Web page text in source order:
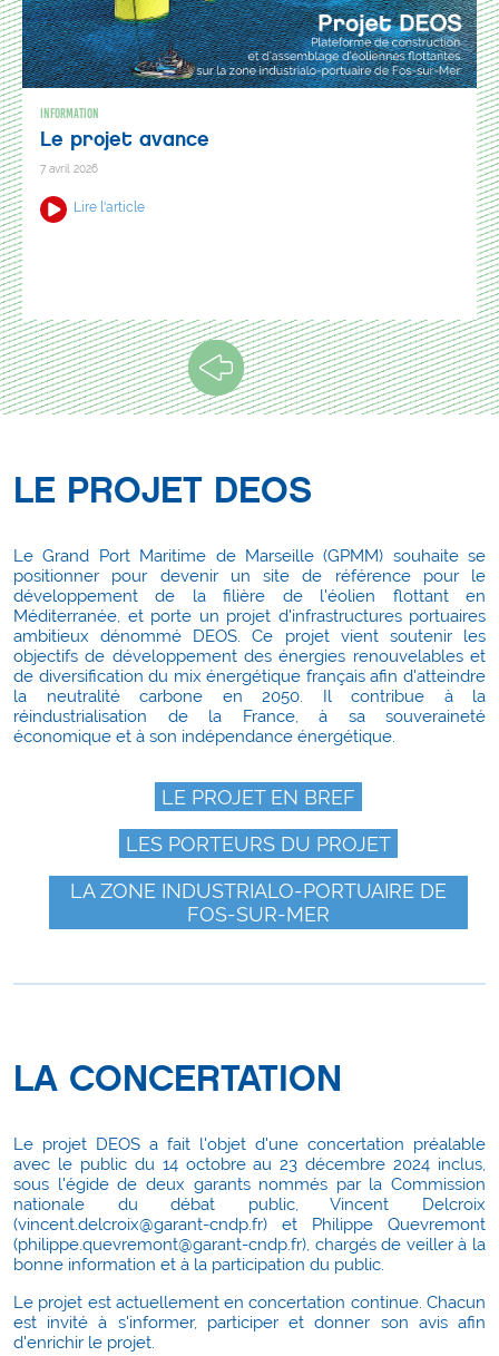
INFORMATION
Le projet avance
7 avril 2026
Lire l'article
LE PROJET DEOS
Le Grand Port Maritime de Marseille (GPMM) souhaite se
positionner pour devenir un site de référence pour le
développement de la filière de l'éolien flottant en
Méditerranée, et porte un projet d'infrastructures portuaires
ambitieux dénommé DEOS. Ce projet vient soutenir les
objectifs de développement des énergies renouvelables et
de diversification du mix énergétique français afin d'atteindre
la neutralité carbone en 2050. Il contribue à la
réindustrialisation de la France, à sa souveraineté
économique et à son indépendance énergétique.
LE PROJET EN BREF
LES PORTEURS DU PROJET
LA ZONE INDUSTRIALO-PORTUAIRE DE
FOS-SUR-MER
LA CONCERTATION
Le projet DEOS a fait l'objet d'une concertation préalable
avec le public du 14 octobre au 23 décembre 2024 inclus,
sous l'égide de deux garants nommés par la Commission
nationale du débat public, Vincent Delcroix
(vincent.delcroix@garant-cndp.fr) et Philippe Quevremont
(philippe.quevremont@garant-cndp.fr), chargés de veiller à la
bonne information et à la participation du public.
Le projet est actuellement en concertation continue. Chacun
est invité à s'informer, participer et donner son avis afin
d'enrichir le projet.